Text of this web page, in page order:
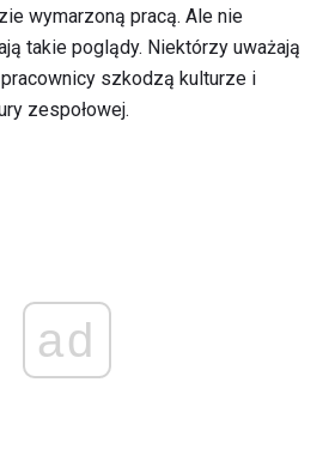
wymarzoną pracą. Ale nie
takie poglądy. Niektórzy uważają
pracownicy szkodzą kulturze i
zespołowej.
ad